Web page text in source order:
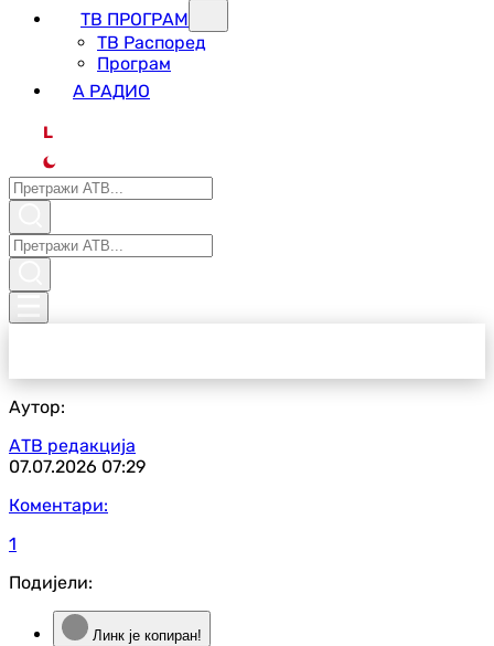
ТВ ПРОГРАМ
ТВ Распоред
Програм
А РАДИО
L
Аутор:
АТВ редакција
07.07.2026 07:29
Коментари:
1
Подијели:
Линк је копиран!